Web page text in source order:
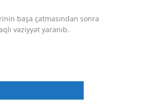
başa çatmasından sonra
vəziyyət yaranıb.